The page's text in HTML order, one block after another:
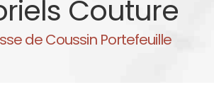
Couture
de Coussin Portefeuille